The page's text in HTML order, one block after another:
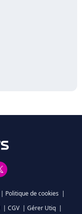
| Politique de cookies |
| CGV | Gérer Utiq |